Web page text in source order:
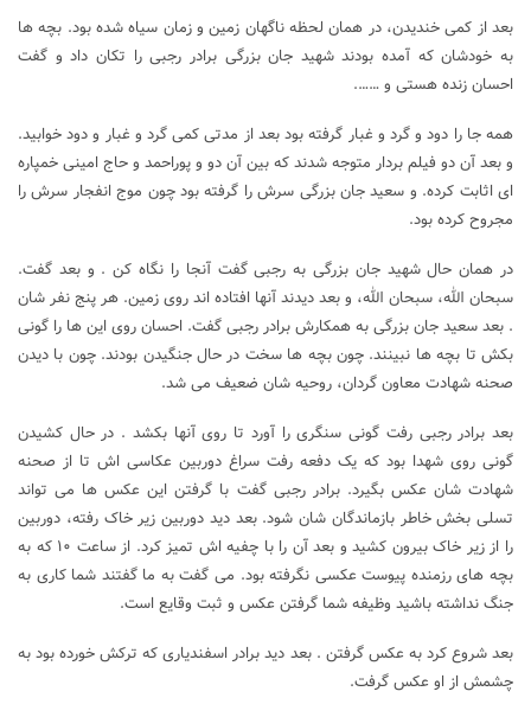
بعد از کمی خندیدن، در همان لحظه ناگهان زمین و زمان سیاه شده بود. بچه ها
به خودشان که آمده بودند شهید جان بزرگی برادر رجبی را تکان داد و گفت
احسان زنده هستی و …….
همه جا را دود و گرد و غبار گرفته بود بعد از مدتی کمی گرد و غبار و دود خوابید.
و بعد آن دو فیلم بردار متوجه شدند که بین آن دو و پوراحمد و حاج امینی خمپاره
ای اثابت کرده. و سعید جان بزرگی سرش را گرفته بود چون موج انفجار سرش را
مجروح کرده بود.
در همان حال شهید جان بزرگی به رجبی گفت آنجا را نگاه کن . و بعد گفت.
سبحان الله، سبحان الله، و بعد دیدند آنها افتاده اند روی زمین. هر پنج نفر شان
. بعد سعید جان بزرگی به همکارش برادر رجبی گفت. احسان روی این ها را گونی
بکش تا بچه ها نبینند. چون بچه ها سخت در حال جنگیدن بودند. چون با دیدن
صحنه شهادت معاون گردان، روحیه شان ضعیف می شد.
بعد برادر رجبی رفت گونی سنگری را آورد تا روی آنها بکشد . در حال کشیدن
گونی روی شهدا بود که یک دفعه رفت سراغ دوربین عکاسی اش تا از صحنه
شهادت شان عکس بگیرد. برادر رجبی گفت با گرفتن این عکس ها می تواند
تسلی بخش خاطر بازماندگان شان شود. بعد دید دوربین زیر خاک رفته، دوربین
را از زیر خاک بیرون کشید و بعد آن را با چفیه اش تمیز کرد. از ساعت ۱۰ که به
بچه های رزمنده پیوست عکسی نگرفته بود. می گفت به ما گفتند شما کاری به
جنگ نداشته باشید وظیفه شما گرفتن عکس و ثبت وقایع است.
بعد شروع کرد به عکس گرفتن . بعد دید برادر اسفندیاری که ترکش خورده بود به
چشمش از او عکس گرفت.